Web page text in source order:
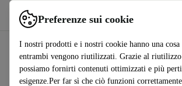
Preferenze sui cookie
I nostri prodotti e i nostri cookie hanno una cosa
entrambi vengono riutilizzati. Grazie al
possiamo fornirti contenuti ottimizzati e più
esigenze.Per far sì che ciò funzioni
Usa refurbed in modo rapido e semplice